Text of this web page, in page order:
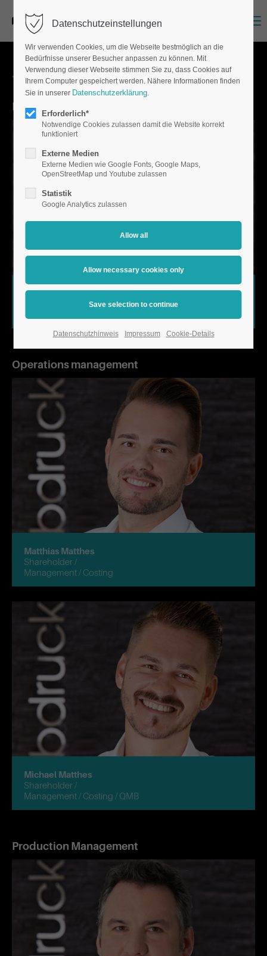
Team
Management
Bernd Matthes
Managing Director
Operations management
Matthias Matthes
Shareholder /
Management / Costing
Michael Matthes
Shareholder /
Management / Costing / QMB
Production Management
Datenschutzeinstellungen
Wir verwenden Cookies, um die Webseite bestmöglich an die
Bedürfnisse unserer Besucher anpassen zu können. Mit
Verwendung dieser Webseite stimmen Sie zu, dass Cookies auf
Ihrem Computer gespeichert werden. Nähere Informationen finden
Sie in unserer Datenschutzerklärung.
Erforderlich*
Notwendige Cookies zulassen damit die Website korrekt
funktioniert
Externe Medien
Externe Medien wie Google Fonts, Google Maps,
OpenStreetMap und Youtube zulassen
Statistik
Google Analytics zulassen
Datenschutzhinweis Impressum Cookie-Details